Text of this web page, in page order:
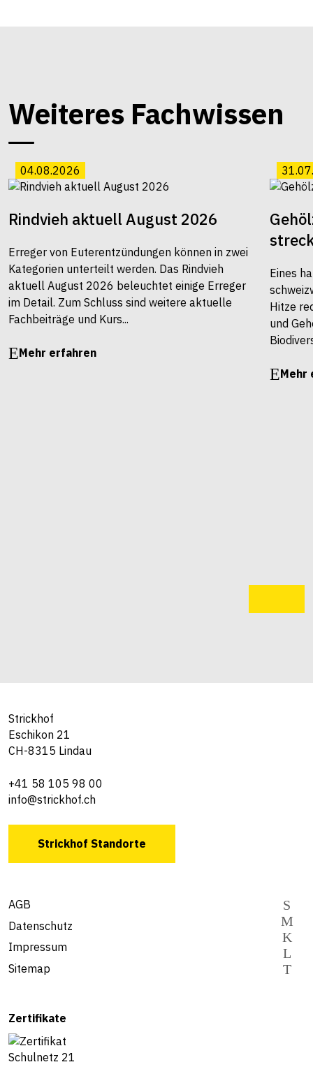
Weiteres Fachwissen
04.08.2026
Rindvieh aktuell August 2026
Erreger von Euterentzündungen können in zwei
Kategorien unterteilt werden. Das Rindvieh
aktuell August 2026 beleuchtet einige Erreger
im Detail. Zum Schluss sind weitere aktuelle
Fachbeiträge und Kurs...
Mehr erfahren
Eines
Hitze
und
Mehr
Strickhof
Eschikon 21
CH-8315 Lindau
+41 58 105 98 00
info@strickhof.ch
Strickhof Standorte
AGB
Datenschutz
Impressum
Sitemap
Zertifikate